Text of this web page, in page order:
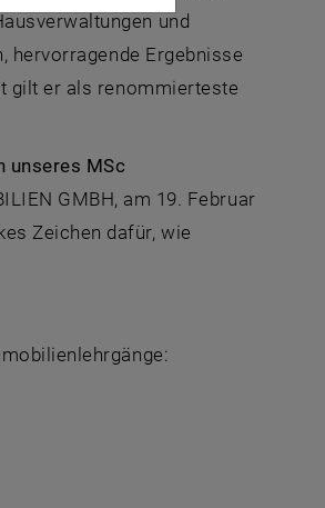
und
hervorragende Ergebnisse
gilt er als renommierteste
unseres MSc
GMBH, am 19. Februar
Zeichen dafür, wie